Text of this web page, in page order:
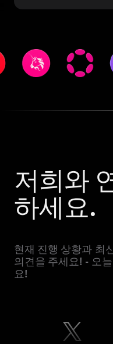
저희와
하세요.
현재 진행 상황과 최
의견을 주세요! - 오
요!